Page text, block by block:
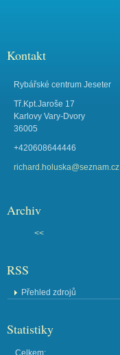
Kontakt
Rybářské centrum Jeseter
Tř.Kpt.Jaroše 17
Karlovy Vary-Dvory
36005
+420608644446
richard.holuska@seznam.cz
Archiv
<<
RSS
Přehled zdrojů
Statistiky
Celkem: